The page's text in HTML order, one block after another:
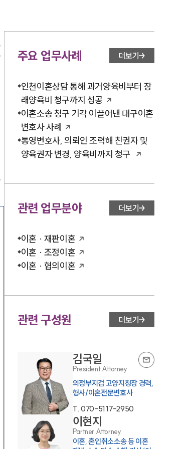
주요 업무사례 더보기
인천이혼상담 통해 과거양육비부터 장
래양육비 청구까지 성공
이혼소송 청구 기각 이끌어낸 대구이혼
변호사 사례
통영변호사, 의뢰인 조력해 친권자 및
양육권자 변경, 양육비까지 청구
관련 업무분야 더보기
이혼 · 재판이혼
이혼 · 조정이혼
이혼 · 협의이혼
관련 구성원 더보기
김국일
President Attorney
의정부지검 고양지청장 경력,
형사/이혼전문변호사
T. 070-5117-2950
이현지
Partner Attorney
이혼, 혼인취소소송 등 이혼